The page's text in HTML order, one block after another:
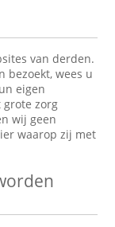
van derden.
bezoekt, wees u
eigen
grote zorg
wij geen
waarop zij met